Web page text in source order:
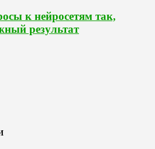
к нейросетям так,
результат